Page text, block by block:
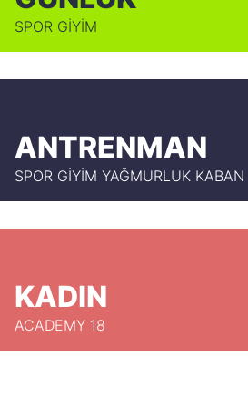
SPOR GİYİM
ANTRENMAN
SPOR GİYİM YAĞMURLUK KABAN
KADIN
ACADEMY 18